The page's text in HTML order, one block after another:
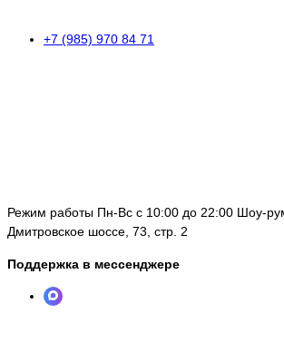
+7 (985) 970 84 71
Режим работы Пн-Вс с 10:00 до 22:00 Шоу-
Дмитровское шоссе, 73, стр. 2
Поддержка в мессенджере